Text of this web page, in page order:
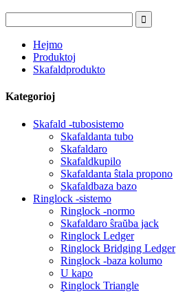
Hejmo
Produktoj
Skafaldprodukto
Kategorioj
Skafald -tubosistemo
Skafaldanta tubo
Skafaldaro
Skafaldkupilo
Skafaldanta ŝtala propono
Skafaldbaza bazo
Ringlock -sistemo
Ringlock -normo
Skafaldaro ŝraŭba jack
Ringlock Ledger
Ringlock Bridging Ledger
Ringlock -baza kolumo
U kapo
Ringlock Triangle